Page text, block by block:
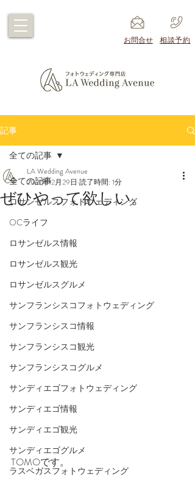
​お問合せ ​相談予約
記事
全ての記事
ロサンゼルスフォトウェディング
OCライフ
ロサンゼルス情報
ロサンゼルス観光
ロサンゼルスグルメ
サンフランシスコフォトウェディング
サンフランシスコ情報
サンフランシスコ観光
サンフランシスコグルメ
サンディエゴフォトウェディング
サンディエゴ情報
サンディエゴ観光
サンディエゴグルメ
ラスベガスフォトウェディング
全ての記事
ぜひやって欲しい。
LA Wedding Avenue
2021年12月29日 読了時間: 1分
TOMOです。